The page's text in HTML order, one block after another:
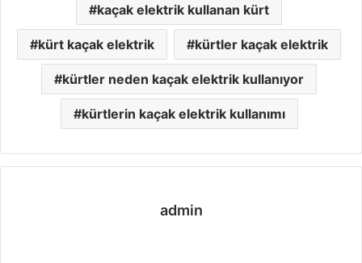
kaçak elektrik kullanan kürt
kürt kaçak elektrik kürtler kaçak elektrik
kürtler neden kaçak elektrik kullanıyor
kürtlerin kaçak elektrik kullanımı
admin